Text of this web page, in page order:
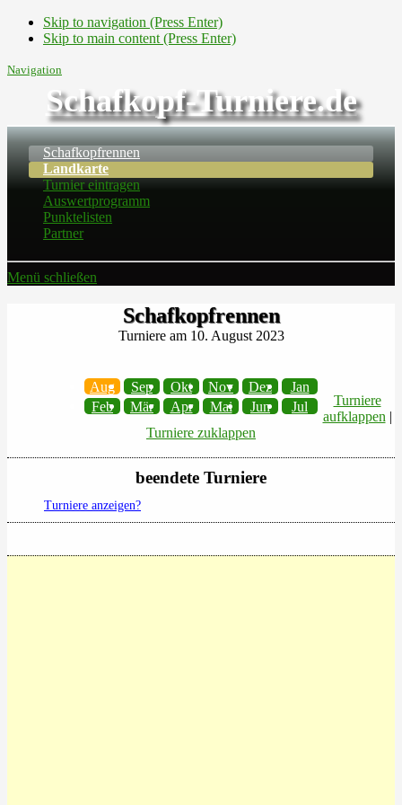
Skip to navigation (Press Enter)
Skip to main content (Press Enter)
Navigation
Schafkopf-Turniere.de
Schafkopfrennen
Landkarte
Turnier eintragen
Auswertprogramm
Punktelisten
Partner
Menü schließen
Schafkopfrennen
Turniere am 10. August 2023
Aug Sep Okt Nov Dez
Jan
Feb
Mär Apr Mai Jun Jul
Turniere
aufklappen |
Turniere zuklappen
beendete Turniere
Turniere anzeigen?